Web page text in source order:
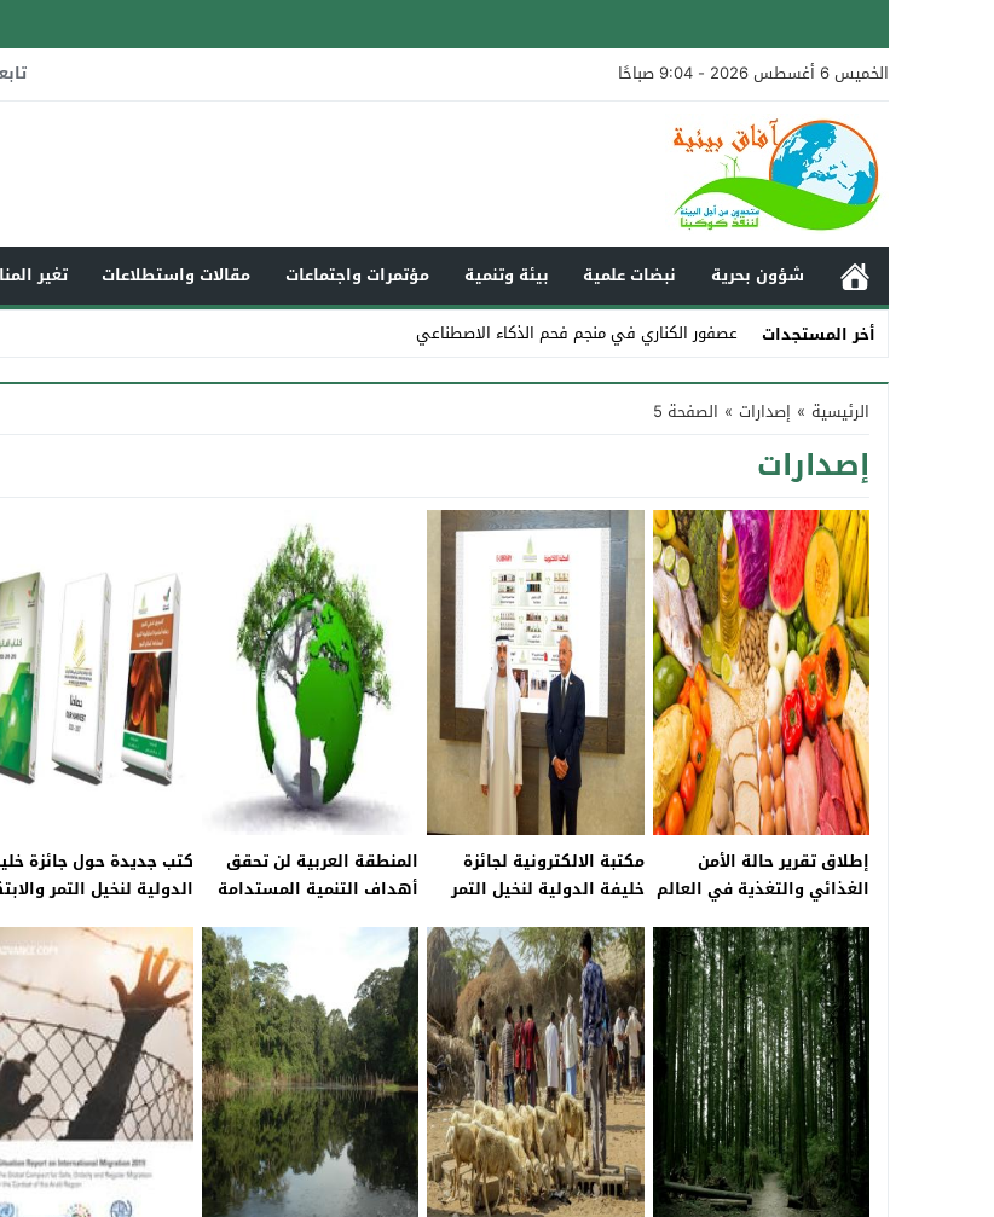
الخميس 6 أغسطس 2026 - 9:04 صباحًا
شؤون بحرية نبضات علمية بيئة وتنمية مؤتمرات واجتماعات مقالات واستطلاعات تغير
أخر المستجدات
عصفور الكناري في منجم فحم الذكاء الاصطناعي
Stop
Previous
الرئيسية » إصدارات » الصفحة 5
إصدارات
إطلاق تقرير حالة الأمن
الغذائي والتغذية في العالم
مكتبة الالكترونية لجائزة
خليفة الدولية لنخيل التمر
المنطقة العربية لن تحقق
أهداف التنمية المستدامة
كتب جديدة حول جائزة
الدولية لنخيل التمر